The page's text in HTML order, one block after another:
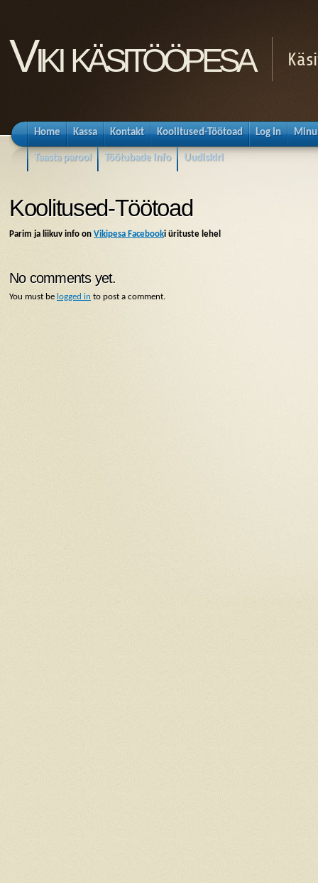
Viki käsitööpesa
Home Kassa Kontakt Koolitused-Töötoad Log In
Taasta parool Töötubade info Uudiskiri
Koolitused-Töötoad
Parim ja liikuv info on Vikipesa Facebooki ürituste lehel
No comments yet.
You must be logged in to post a comment.